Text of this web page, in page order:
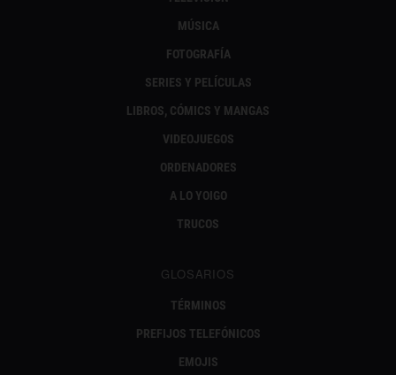
MÚSICA
FOTOGRAFÍA
SERIES Y PELÍCULAS
LIBROS, CÓMICS Y MANGAS
VIDEOJUEGOS
ORDENADORES
A LO YOIGO
TRUCOS
GLOSARIOS
TÉRMINOS
PREFIJOS TELEFÓNICOS
EMOJIS